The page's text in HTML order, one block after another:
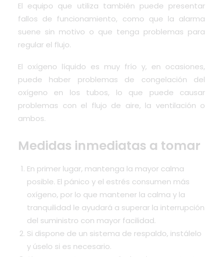
El equipo que utiliza también puede presentar
fallos de funcionamiento, como que la alarma
suene sin motivo o que tenga problemas para
regular el flujo.
El oxígeno líquido es muy frío y, en ocasiones,
puede haber problemas de congelación del
oxígeno en los tubos, lo que puede causar
problemas con el flujo de aire, la ventilación o
ambos.
Medidas inmediatas a tomar
En primer lugar, mantenga la mayor calma
posible. El pánico y el estrés consumen más
oxígeno, por lo que mantener la calma y la
tranquilidad le ayudará a superar la interrupción
del suministro con mayor facilidad.
Si dispone de un sistema de respaldo, instálelo
y úselo si es necesario.